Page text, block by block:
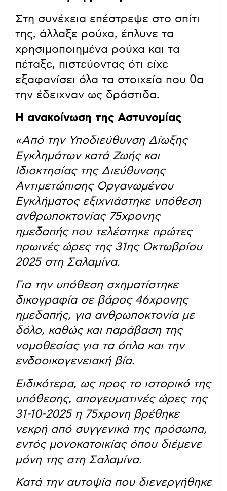
Στη συνέχεια επέστρεψε στο σπίτι
της, άλλαξε ρούχα, έπλυνε τα
χρησιμοποιημένα ρούχα και τα
πέταξε, πιστεύοντας ότι είχε
εξαφανίσει όλα τα στοιχεία που θα
την έδειχναν ως δράστιδα.
Η ανακοίνωση της Αστυνομίας
«Από την Υποδιεύθυνση Δίωξης
Εγκλημάτων κατά Ζωής και
Ιδιοκτησίας της Διεύθυνσης
Αντιμετώπισης Οργανωμένου
Εγκλήματος εξιχνιάστηκε υπόθεση
ανθρωποκτονίας 75χρονης
ημεδαπής που τελέστηκε πρώτες
πρωινές ώρες της 31ης Οκτωβρίου
2025 στη Σαλαμίνα.
Για την υπόθεση σχηματίστηκε
δικογραφία σε βάρος 46χρονης
ημεδαπής, για ανθρωποκτονία με
δόλο, καθώς και παράβαση της
νομοθεσίας για τα όπλα και την
ενδοοικογενειακή βία.
Ειδικότερα, ως προς το ιστορικό της
υπόθεσης, απογευματινές ώρες της
31-10-2025 η 75χρονη βρέθηκε
νεκρή από συγγενικά της πρόσωπα,
εντός μονοκατοικίας όπου διέμενε
μόνη της στη Σαλαμίνα.
Κατά την αυτοψία που διενεργήθηκε